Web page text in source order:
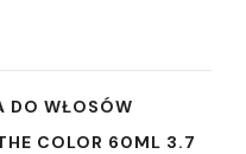
DO WŁOSÓW
COLOR 60ML 3.7